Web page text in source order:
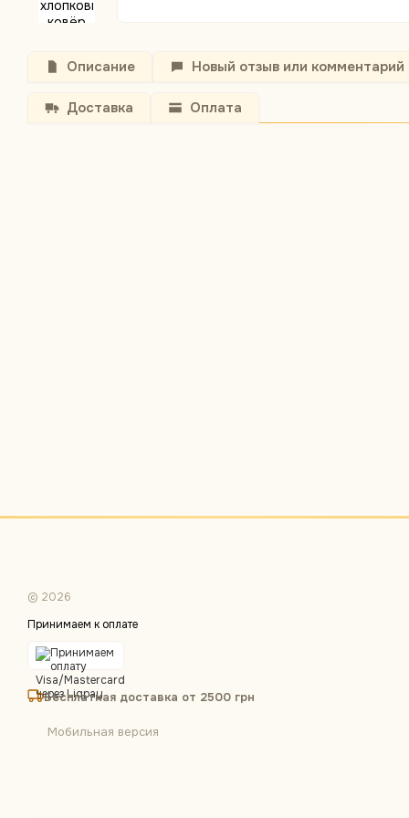
Описание Новый отзыв или комментарий
Доставка Оплата
© 2026
Принимаем к оплате
Бесплатная доставка от 2500 грн
Мобильная версия